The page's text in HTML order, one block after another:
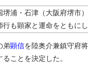
堺浦・石津（大阪府堺市）で
行も顕家と運命をともにした
弟顕信を陸奥介兼鎮守府将軍
ことを決定した。